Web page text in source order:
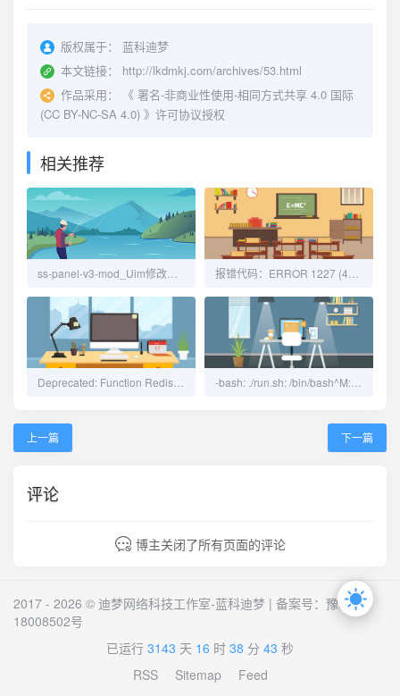
版权属于：
蓝科迪梦
本文链接：
http://lkdmkj.com/archives/53.html
作品采用：
《 署名-非商业性使用-相同方式共享 4.0 国际
(CC BY-NC-SA 4.0) 》许可协议授权
相关推荐
上一篇 下一篇
评论
博主关闭了所有页面的评论
2017 - 2026 © 迪梦网络科技工作室-蓝科迪梦 | 备案号： 豫ICP备
18008502号
已运行 3143 天 16 时 38 分 43 秒
RSS
Sitemap Feed